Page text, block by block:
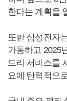
한다는 계획을
또한 삼성전자
가동하고 2025
드리 서비스를
요에 탄력적으